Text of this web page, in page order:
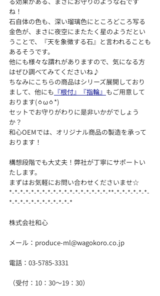
ね！
石自体の色も、深い瑠璃色にところどころ写る
金色が、まさに夜空にまたたく星のようだとい
うことで、『天を象徴する石』と言われることも
あるそうです。
他にも様々な謂れがありますので、気になる方
はぜひ調べてみてくださいね♪
ちなみにこちらの商品はシリーズ展開しており
まして、他にも 『根付』 『指輪』 もご用意して
おります(ㆁωㆁ*)
セットでお守りがわりに是非いかがでしょう
か？
和心OEMでは、オリジナル商品の製造を承って
おります！
構想段階でも大丈夫！弊社が丁寧にサポートい
たします。
まずはお気軽にお問い合わせくださいませ☆
*-*-*-*-*-*-*-*-*-*-*-*-*-*-*-*-*-*-**-*-*-*-*-*-*-
*-*-*-*-*-*-*-*-*-*-*-*
株式会社和心
メール：produce-ml@wagokoro.co.jp
電話：03-5785-3331
（受付：10：30～19：30）